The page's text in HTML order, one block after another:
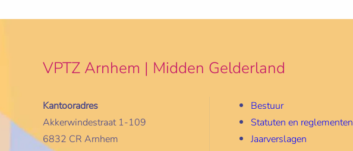
VPTZ Arnhem | Midden Gelderland
Kantooradres
Akkerwindestraat 1-109
6832 CR Arnhem
Bestuur
Statuten en reglementen
Jaarverslagen